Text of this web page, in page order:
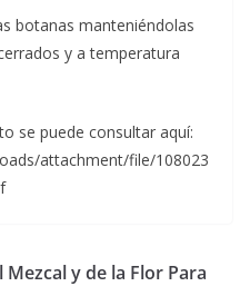
botanas manteniéndolas
y a temperatura
se puede consultar aquí:
attachment/file/108023
y de la Flor Para